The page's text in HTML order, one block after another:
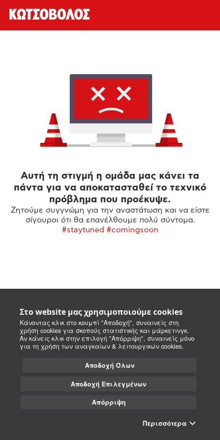
Στο website μας χρησιμοποιούμε cookies
Κάνοντας κλικ στο κουμπί "Αποδοχή", συναινείς στη
χρήση cookies για σκοπούς στατιστικής και μάρκετινγκ.
Αν κάνεις κλικ στην επιλογή "Απόρριψη", συναινείς μόνο
για τη χρήση των αναγκαίων & λειτουργικών cookies.
Αποδοχή Όλων
Αποδοχή Επιλεγμένων
Απόρριψη
Περισσότερα
Αυτή τη στιγμή η ομάδα μας κάνει τα
πάντα για να αποκατασταθεί το τεχνικό
πρόβλημα που προέκυψε.
Ζητούμε συγγνώμη για την αναστάτωση και να είστε
σίγουροι ότι θα επανέλθουμε πολύ σύντομα.
#staytuned #comingsoon